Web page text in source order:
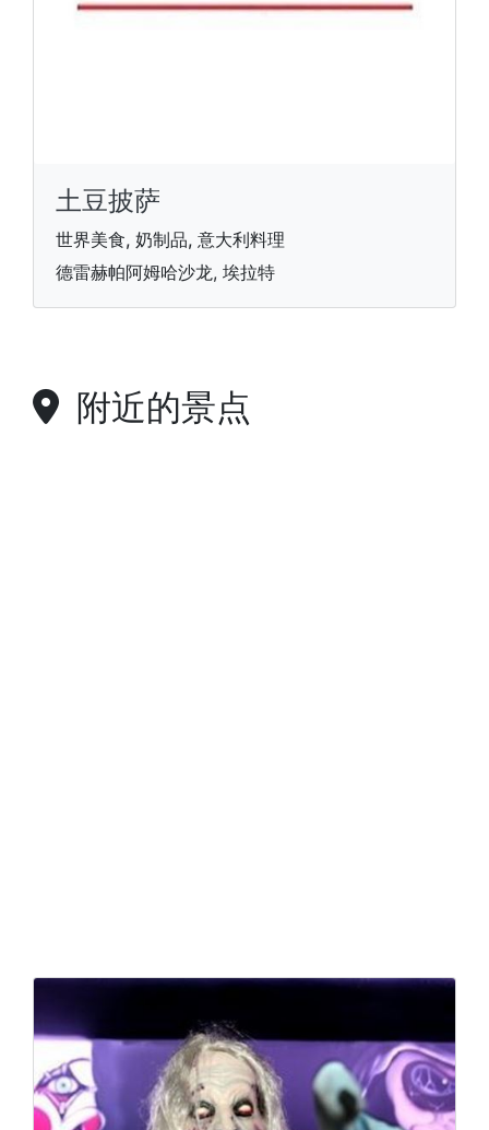
土豆披萨
世界美食, 奶制品, 意大利料理
德雷赫帕阿姆哈沙龙, 埃拉特
附近的景点